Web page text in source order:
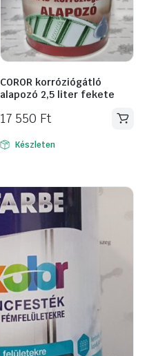
COROR korróziógátló
alapozó 2,5 liter fekete
17 550 Ft
Készleten